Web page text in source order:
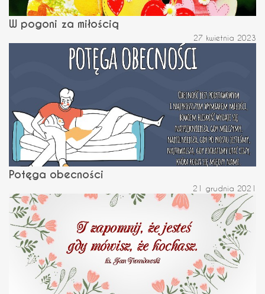
W pogoni za miłością
27 kwietnia 2023
Potęga obecności
21 grudnia 2021